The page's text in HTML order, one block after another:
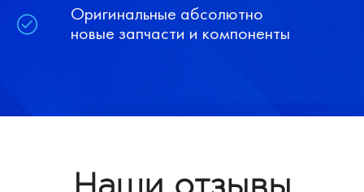
Оригинальные абсолютно
новые запчасти и компоненты